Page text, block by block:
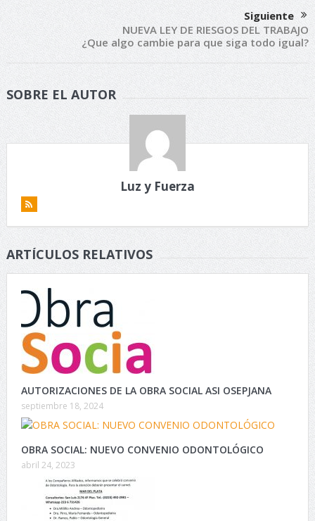
Siguiente
NUEVA LEY DE RIESGOS DEL TRABAJO
¿Que algo cambie para que siga todo igual?
SOBRE EL AUTOR
Luz y Fuerza
ARTÍCULOS RELATIVOS
AUTORIZACIONES DE LA OBRA SOCIAL ASI OSEPJANA
septiembre 18, 2024
OBRA SOCIAL: NUEVO CONVENIO ODONTOLÓGICO
abril 24, 2023